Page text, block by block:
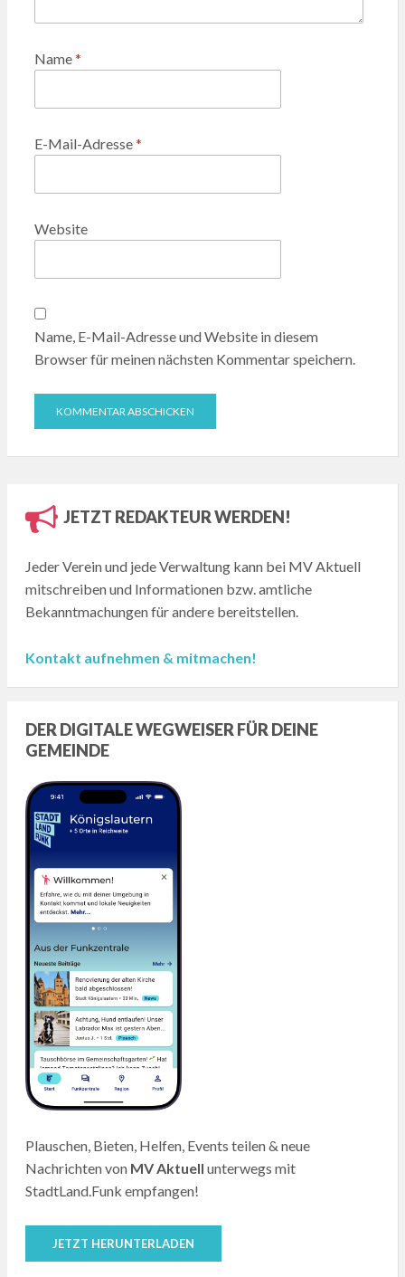
Name*
E-Mail-Adresse*
Website
Name, E-Mail-Adresse und Website in diesem
Browser für meinen nächsten Kommentar speichern.
JETZT REDAKTEUR WERDEN!
Jeder Verein und jede Verwaltung kann bei MV Aktuell
mitschreiben und Informationen bzw. amtliche
Bekanntmachungen für andere bereitstellen.
Kontakt aufnehmen & mitmachen!
DER DIGITALE WEGWEISER FÜR DEINE
GEMEINDE
Plauschen, Bieten, Helfen, Events teilen & neue
Nachrichten von MV Aktuell unterwegs mit
StadtLand.Funk empfangen!
JETZT HERUNTERLADEN